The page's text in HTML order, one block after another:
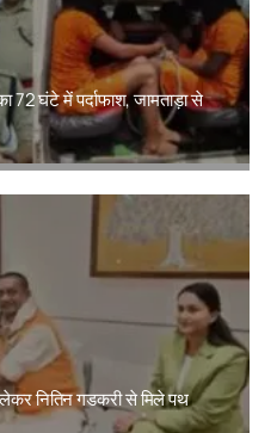
72 घंटे में पर्दाफाश, जामताड़ा से
नितिन गडकरी से मिले पथ